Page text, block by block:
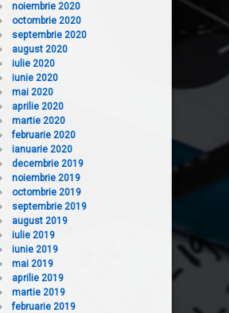
noiembrie 2020
octombrie 2020
septembrie 2020
august 2020
iulie 2020
iunie 2020
mai 2020
aprilie 2020
martie 2020
februarie 2020
ianuarie 2020
decembrie 2019
noiembrie 2019
octombrie 2019
septembrie 2019
august 2019
iulie 2019
iunie 2019
mai 2019
aprilie 2019
martie 2019
februarie 2019